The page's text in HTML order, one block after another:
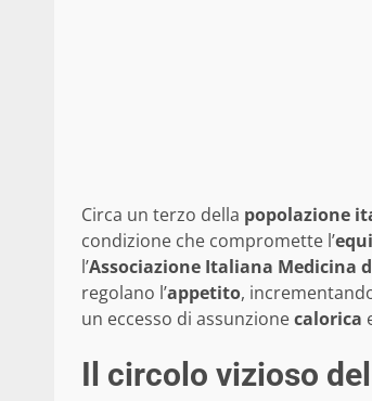
Circa un terzo della popolazione
condizione che compromette l’
l’Associazione Italiana Medicina
regolano l’appetito,
un eccesso di assunzionecalorica
Il circolo vizioso